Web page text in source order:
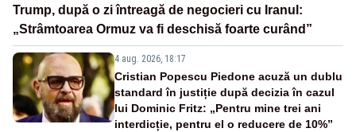
Trump, după o zi întreagă de negocieri cu Iranul:
„Strâmtoarea Ormuz va fi deschisă foarte curând”
4 aug. 2026, 18:17
Cristian Popescu Piedone acuză un dublu
standard în justiție după decizia în cazul
lui Dominic Fritz: „Pentru mine trei ani
interdicție, pentru el o reducere de 10%”